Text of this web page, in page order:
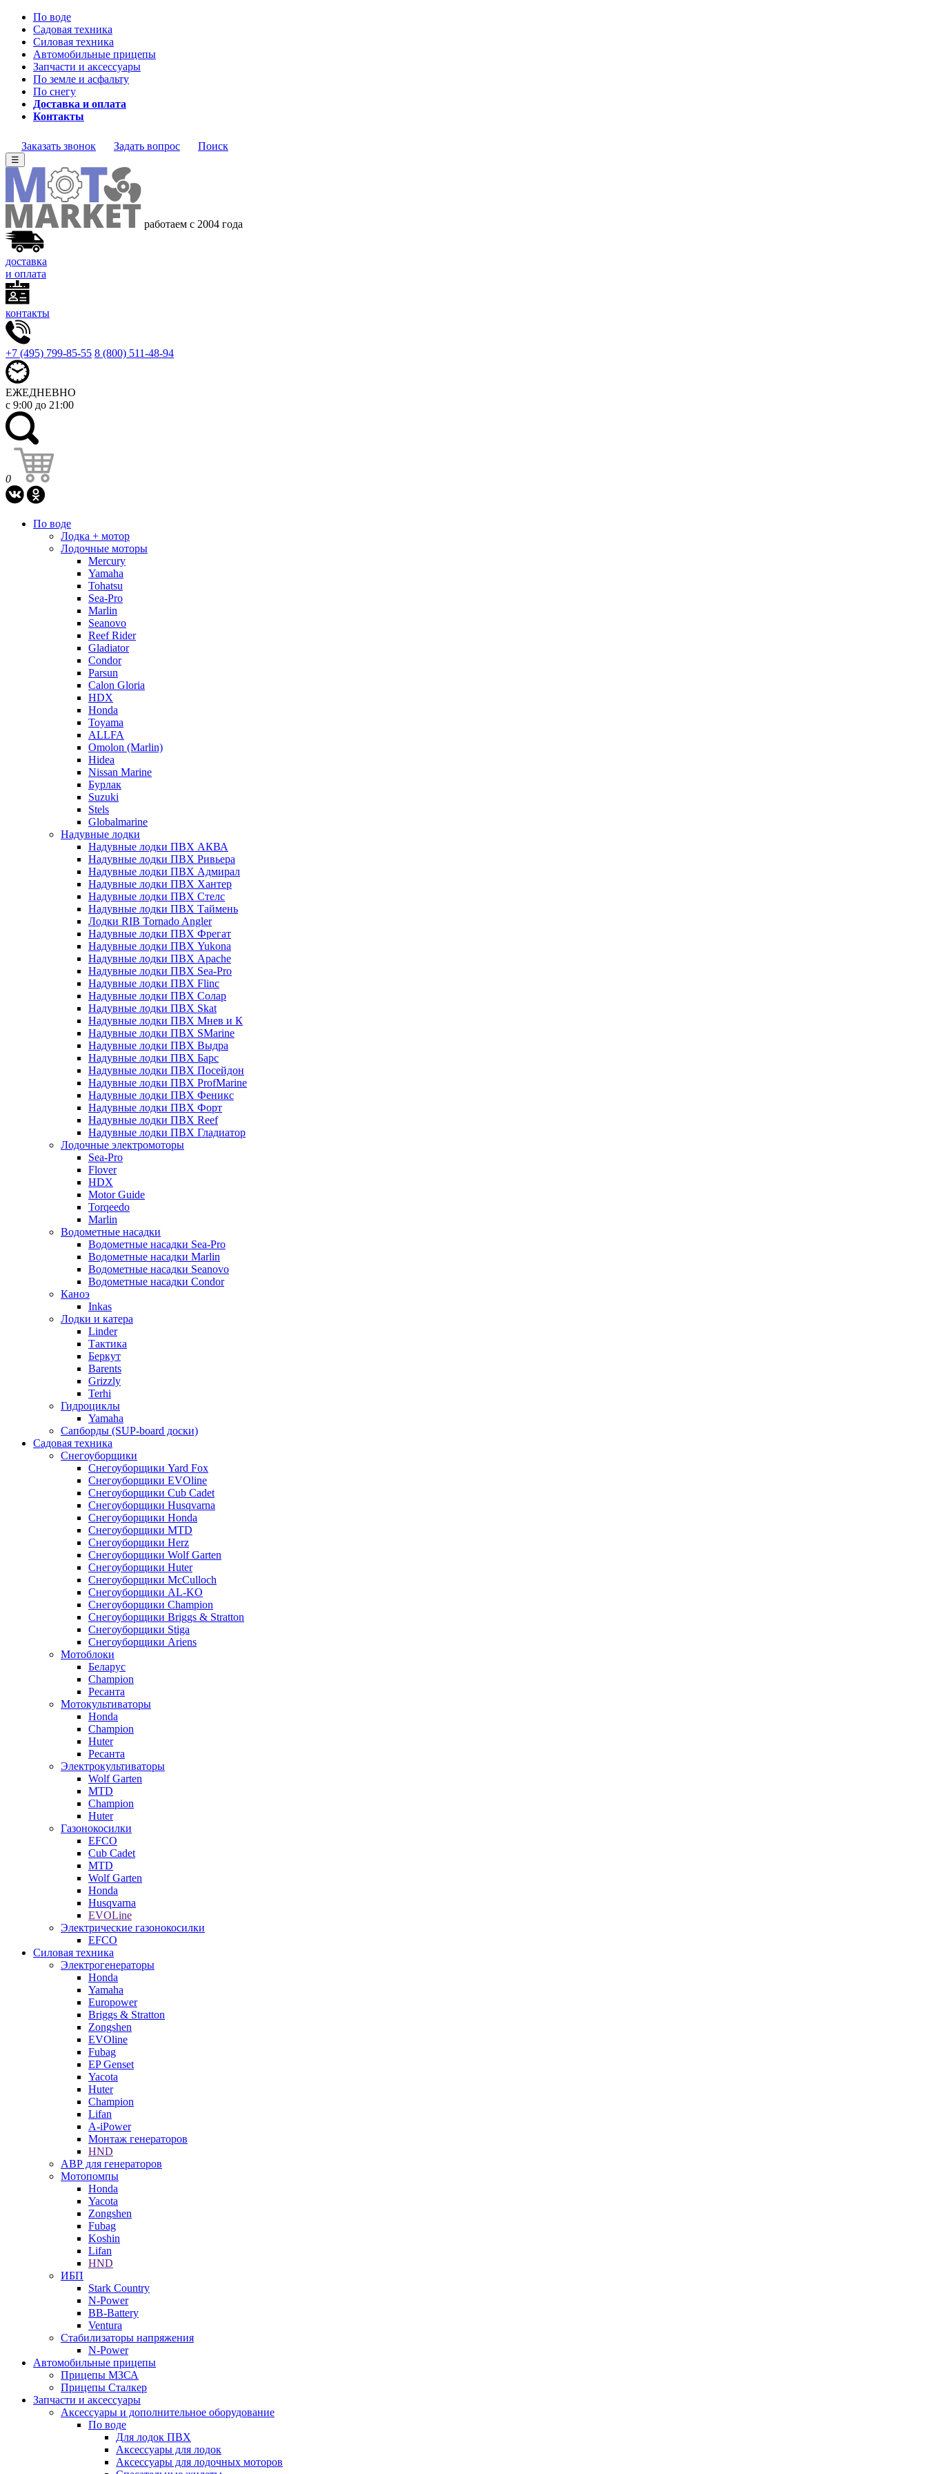
По воде
Садовая техника
Силовая техника
Автомобильные прицепы
Запчасти и аксессуары
По земле и асфальту
По снегу
Доставка и оплата
Контакты
Заказать звонок Задать вопрос Поиск
☰
работаем с 2004 года
доставка
и оплата
контакты
+7 (495) 799-85-55 8 (800) 511-48-94
ЕЖЕДНЕВНО
с 9:00 до 21:00
0
По воде
Лодка + мотор
Лодочные моторы
Mercury
Yamaha
Tohatsu
Sea-Pro
Marlin
Seanovo
Reef Rider
Gladiator
Condor
Parsun
Calon Gloria
HDX
Honda
Toyama
ALLFA
Omolon (Marlin)
Hidea
Nissan Marine
Бурлак
Suzuki
Stels
Globalmarine
Надувные лодки
Надувные лодки ПВХ АКВА
Надувные лодки ПВХ Ривьера
Надувные лодки ПВХ Адмирал
Надувные лодки ПВХ Хантер
Надувные лодки ПВХ Стелс
Надувные лодки ПВХ Таймень
Лодки RIB Tornado Angler
Надувные лодки ПВХ Фрегат
Надувные лодки ПВХ Yukona
Надувные лодки ПВХ Apache
Надувные лодки ПВХ Sea-Pro
Надувные лодки ПВХ Flinc
Надувные лодки ПВХ Солар
Надувные лодки ПВХ Skat
Надувные лодки ПВХ Мнев и К
Надувные лодки ПВХ SMarine
Надувные лодки ПВХ Выдра
Надувные лодки ПВХ Барс
Надувные лодки ПВХ Посейдон
Надувные лодки ПВХ ProfMarine
Надувные лодки ПВХ Феникс
Надувные лодки ПВХ Форт
Надувные лодки ПВХ Reef
Надувные лодки ПВХ Гладиатор
Лодочные электромоторы
Sea-Pro
Flover
HDX
Motor Guide
Torqeedo
Marlin
Водометные насадки
Водометные насадки Sea-Pro
Водометные насадки Marlin
Водометные насадки Seanovo
Водометные насадки Condor
Каноэ
Inkas
Лодки и катера
Linder
Тактика
Беркут
Barents
Grizzly
Terhi
Гидроциклы
Yamaha
Сапборды (SUP-board доски)
Садовая техника
Снегоуборщики
Снегоуборщики Yard Fox
Снегоуборщики EVOline
Снегоуборщики Cub Cadet
Снегоуборщики Husqvarna
Снегоуборщики Honda
Снегоуборщики MTD
Снегоуборщики Herz
Снегоуборщики Wolf Garten
Снегоуборщики Huter
Снегоуборщики McCulloch
Снегоуборщики AL-KO
Снегоуборщики Champion
Снегоуборщики Briggs & Stratton
Снегоуборщики Stiga
Снегоуборщики Ariens
Мотоблоки
Беларус
Champion
Ресанта
Мотокультиваторы
Honda
Champion
Huter
Ресанта
Электрокультиваторы
Wolf Garten
MTD
Champion
Huter
Газонокосилки
EFCO
Cub Cadet
MTD
Wolf Garten
Honda
Husqvarna
EVOLine
Электрические газонокосилки
EFCO
Силовая техника
Электрогенераторы
Honda
Yamaha
Europower
Briggs & Stratton
Zongshen
EVOline
Fubag
EP Genset
Yacota
Huter
Champion
Lifan
A-iPower
Монтаж генераторов
HND
АВР для генераторов
Мотопомпы
Honda
Yacota
Zongshen
Fubag
Koshin
Lifan
HND
ИБП
Stark Country
N-Power
BB-Battery
Ventura
Стабилизаторы напряжения
N-Power
Автомобильные прицепы
Прицепы МЗСА
Прицепы Сталкер
Запчасти и аксессуары
Аксессуары и дополнительное оборудование
По воде
Для лодок ПВХ
Аксессуары для лодок
Аксессуары для лодочных моторов